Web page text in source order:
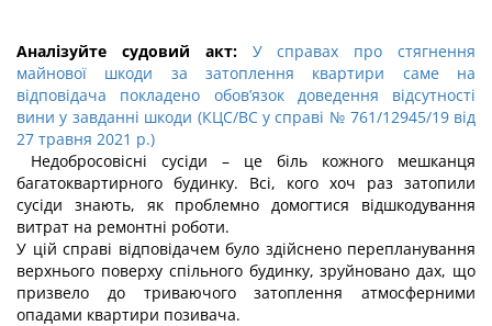
Аналізуйте судовий акт:
У справах про стягнення
майнової шкоди за затоплення квартири саме на
відповідача покладено обов’язок доведення відсутності
вини у завданні шкоди (КЦС/ВС у справі № 761/12945/19 від
27 травня 2021 р.)
Недобросовісні сусіди – це біль кожного мешканця
багатоквартирного будинку. Всі, кого хоч раз затопили
сусіди знають, як проблемно домогтися відшкодування
витрат на ремонтні роботи.
У цій справі відповідачем було здійснено перепланування
верхнього поверху спільного будинку, зруйновано дах, що
призвело до триваючого затоплення атмосферними
опадами квартири позивача.